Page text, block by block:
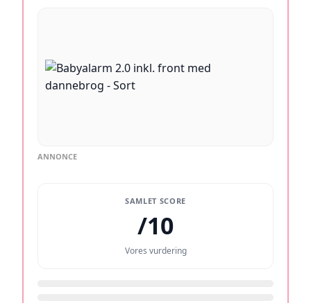
ANNONCE
SAMLET SCORE
/10
Vores vurdering